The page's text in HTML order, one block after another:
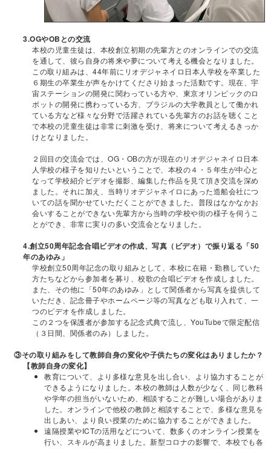
3.OGやOBとの交流
本校の児童生徒は、本校創立初期の先輩方とのオンラインでの交流
を通して、彼ら自身の将来や夢について考える機会となりました。
この取り組みは、44年前にリオデジャネイロ日本人学校を卒業した
６期生の卒業生が声をかけてくださり始まった活動です。現在、宇
宙ステーションの開発に関わっている方や、東京オリンピックのロ
ボットの開発に携わっている方、ブラジルの大学教員として働かれ
ている方など様々な分野で活躍されている先輩方のお話を聴くこと
で本校の児童生徒は非常に刺激を受け、将来について考えるきっか
けとなりました。
２回目の交流会では、OG・OBの方が現在のリオデジャネイロ日本
人学校の様子を知りたいということで、本校の４・５年生が中心と
なって学校紹介ビデオを撮影、編集した作品を見て頂き交流を深め
ました。それに加え、当時リオデジャネイロにあった造船会社につ
いての話を聞かせていただくことができました。普段はなかなかお
会いすることができない先輩方から当時の学校や街の様子を伺うこ
とができ、非常に実りの多い交流会となりました。
4.創立50周年記念合唱ビデオの作成、写真（ビデオ）で振り返る「50
年のあゆみ」
学校創立50周年記念の取り組みとして、本校に在籍・勤務していた
方たちなどから参加者を募り、校歌の合唱ビデオを作成しました。
また、その他に「50年のあゆみ」として関係者から写真を提供して
いただき、記念冊子やホームページ等の写真なども取り入れて、一
つのビデオを作成しました。
この２つを保護者が参加する記念式典で流し、YouTubeで限定配信
（３日間、関係者のみ）しました。
③その取り組みをして教師自身の変化や子供たちの変化はありましたか？
【教師自身の変化】
教育について、より多様な意見を出し合い、より協力することが
できるようになりました。本校の教師は人数が少なく、同じ教科
や学年の担当がいないため、相談することが難しい場合がありま
した。オンラインで他校の教師と相談することで、多様な意見を
出しあい、より良い授業のために協力することができました。
遠隔授業やICTの活用などについて、数多くのオンライン授業を
行い、スキルが高まりました。新型コロナの影響で、本校でも各